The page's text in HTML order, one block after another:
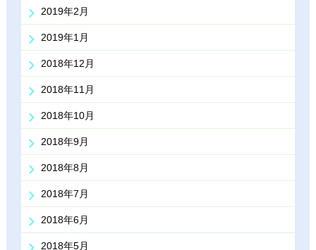
2019年2月
2019年1月
2018年12月
2018年11月
2018年10月
2018年9月
2018年8月
2018年7月
2018年6月
2018年5月